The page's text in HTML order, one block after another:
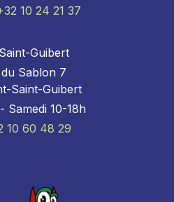
10 24 21 37
Guibert
Sablon 7
Saint-Guibert
Samedi 10-18h
10 60 48 29